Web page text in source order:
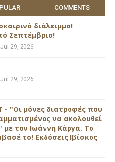
COMMENTS
διάλειμμα!
Σεπτέμβριο!
Jul 29, 2026
Jul 29, 2026
- "Οι μόνες διατροφές που
να ακολουθεί
τον Ιωάννη Κάργα. Το
το! Εκδόσεις Ιβίσκος